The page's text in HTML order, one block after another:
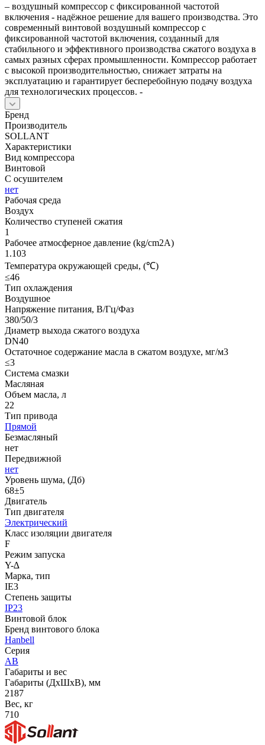
– воздушный компрессор с фиксированной частотой
включения - надёжное решение для вашего производства. Это
современный винтовой воздушный компрессор с
фиксированной частотой включения, созданный для
стабильного и эффективного производства сжатого воздуха в
самых разных сферах промышленности. Компрессор работает
с высокой производительностью, снижает затраты на
эксплуатацию и гарантирует бесперебойную подачу воздуха
для технологических процессов. -
Бренд
Производитель
SOLLANT
Характеристики
Вид компрессора
Винтовой
С осушителем
нет
Рабочая среда
Воздух
Количество ступеней сжатия
1
Рабочее атмосферное давление (kg/cm2A)
1.103
Температура окружающей среды, (℃)
≤46
Тип охлаждения
Воздушное
Напряжение питания, В/Гц/Фаз
380/50/3
Диаметр выхода сжатого воздуха
DN40
Остаточное содержание масла в сжатом воздухе, мг/м3
≤3
Система смазки
Масляная
Объем масла, л
22
Тип привода
Прямой
Безмасляный
нет
Передвижной
нет
Уровень шума, (Дб)
68±5
Двигатель
Тип двигателя
Электрический
Класс изоляции двигателя
F
Режим запуска
Y-∆
Марка, тип
IE3
Степень защиты
IP23
Винтовой блок
Бренд винтового блока
Hanbell
Серия
AB
Габариты и вес
Габариты (ДхШхВ), мм
2187
Вес, кг
710